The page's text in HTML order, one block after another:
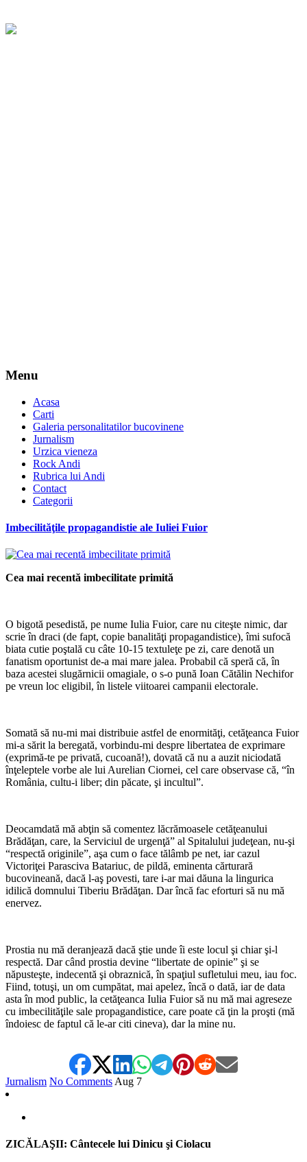
Menu
Acasa
Carti
Galeria personalitatilor bucovinene
Jurnalism
Urzica vieneza
Rock Andi
Rubrica lui Andi
Contact
Categorii
Imbecilităţile propagandistie ale Iuliei Fuior
Cea mai recentă imbecilitate primită
O bigotă pesedistă, pe nume Iulia Fuior, care nu citeşte nimic, dar
scrie în draci (de fapt, copie banalităţi propagandistice), îmi sufocă
biata cutie poştală cu câte 10-15 textuleţe pe zi, care denotă un
fanatism oportunist de-a mai mare jalea. Probabil că speră că, în
baza acestei slugărnicii omagiale, o s-o pună Ioan Cătălin Nechifor
pe vreun loc eligibil, în listele viitoarei campanii electorale.
Somată să nu-mi mai distribuie astfel de enormităţi, cetăţeanca Fuior
mi-a sărit la beregată, vorbindu-mi despre libertatea de exprimare
(exprimă-te pe privată, cucoană!), dovată că nu a auzit niciodată
înţeleptele vorbe ale lui Aurelian Ciornei, cel care observase că, “în
România, cultu-i liber; din păcate, şi incultul”.
Deocamdată mă abţin să comentez lăcrămoasele cetăţeanului
Brădăţan, care, la Serviciul de urgenţă” al Spitalului judeţean, nu-şi
“respectă originile”, aşa cum o face tălâmb pe net, iar cazul
Victoriţei Parasciva Batariuc, de pildă, eminenta cărturară
bucovineană, dacă l-aş povesti, tare i-ar mai dăuna la lingurica
idilică domnului Tiberiu Brădăţan. Dar încă fac eforturi să nu mă
enervez.
Prostia nu mă deranjează dacă ştie unde îi este locul şi chiar şi-l
respectă. Dar când prostia devine “libertate de opinie” şi se
năpusteşte, indecentă şi obraznică, în spaţiul sufletului meu, iau foc.
Fiind, totuşi, un om cumpătat, mai apelez, încă o dată, iar de data
asta în mod public, la cetăţeanca Iulia Fuior să nu mă mai agreseze
cu imbecilităţile sale propagandistice, care poate că ţin la proşti (mă
îndoiesc de faptul că le-ar citi cineva), dar la mine nu.
Jurnalism No Comments Aug 7
ZICĂLAŞII: Cântecele lui Dinicu şi Ciolacu